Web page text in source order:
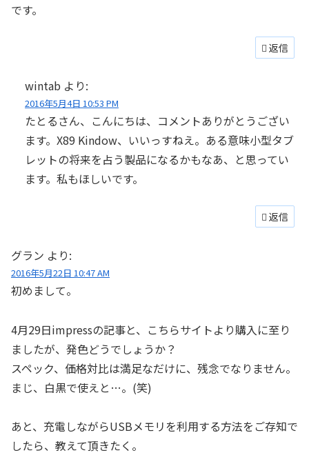
です。
返信
wintab より:
2016年5月4日 10:53 PM
たとるさん、こんにちは、コメントありがとうござい
ます。X89 Kindow、いいっすねえ。ある意味小型タブ
レットの将来を占う製品になるかもなあ、と思ってい
ます。私もほしいです。
返信
グラン より:
2016年5月22日 10:47 AM
初めまして。
4月29日impressの記事と、こちらサイトより購入に至り
ましたが、発色どうでしょうか？
スペック、価格対比は満足なだけに、残念でなりません。
まじ、白黒で使えと…。(笑)
あと、充電しながらUSBメモリを利用する方法をご存知で
したら、教えて頂きたく。